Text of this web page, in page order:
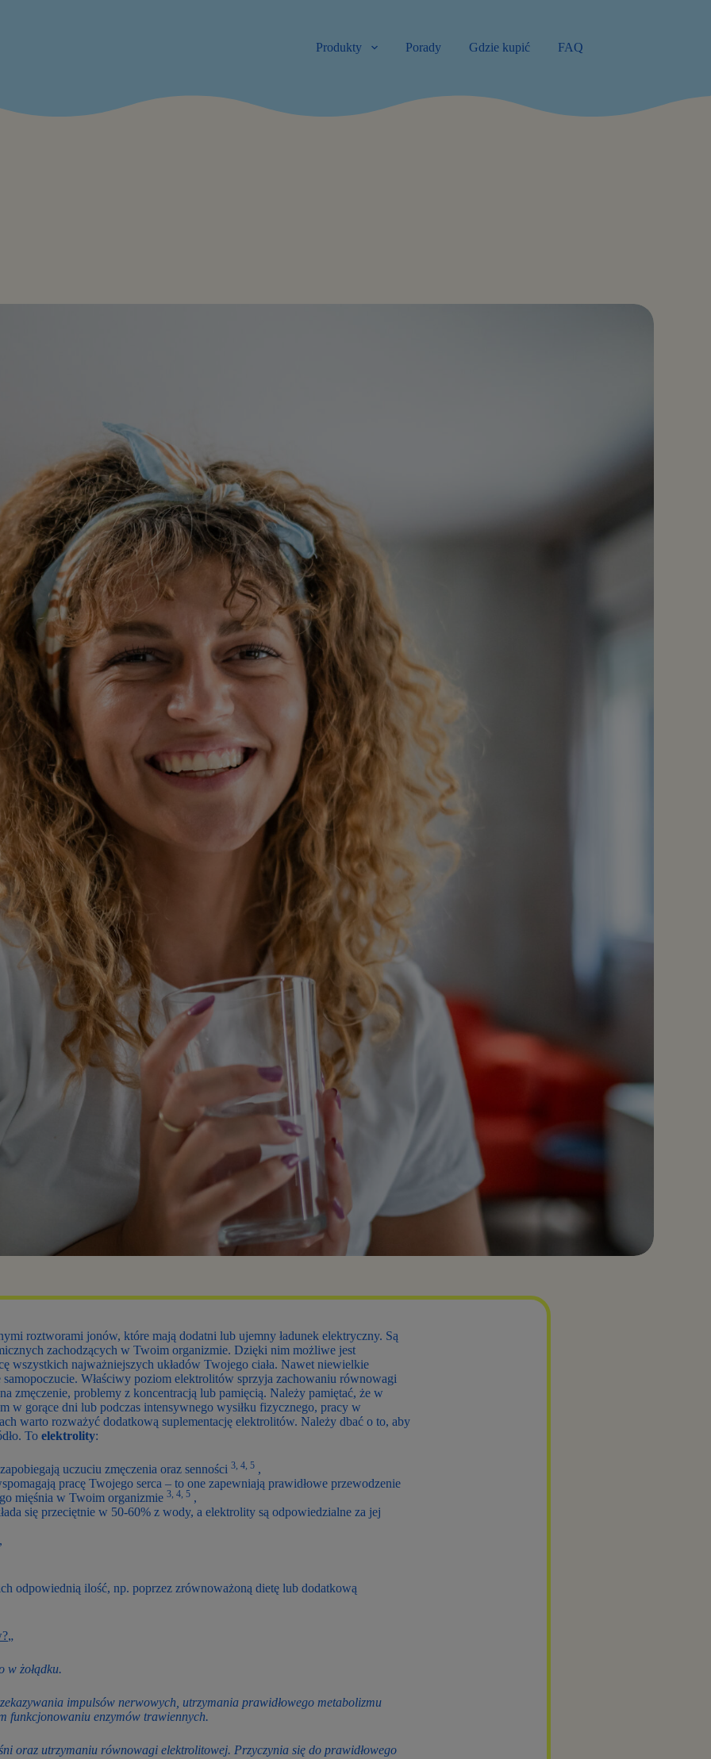
Produkty
Porady Gdzie kupić FAQ
roztworami jonów, które mają dodatni lub ujemny ładunek elektryczny. Są
zachodzących w Twoim organizmie. Dzięki nim możliwe jest
wszystkich najważniejszych układów Twojego ciała. Nawet niewielkie
Właściwy poziom elektrolitów sprzyja zachowaniu równowagi
zmęczenie, problemy z koncentracją lub pamięcią. Należy pamiętać, że w
w gorące dni lub podczas intensywnego wysiłku fizycznego, pracy w
warto rozważyć dodatkową suplementację elektrolitów. Należy dbać o to, aby
To elektrolity:
uczuciu zmęczenia oraz senności 3, 4, 5 ,
pracę Twojego serca – to one zapewniają prawidłowe przewodzenie
mięśnia w Twoim organizmie 3, 4, 5 ,
się przeciętnie w 50-60% z wody, a elektrolity są odpowiedzialne za jej
,
odpowiednią ilość, np. poprzez zrównoważoną dietę lub dodatkową
„
w żołądku.
impulsów nerwowych, utrzymania prawidłowego metabolizmu
funkcjonowaniu enzymów trawiennych.
oraz utrzymaniu równowagi elektrolitowej. Przyczynia się do prawidłowego